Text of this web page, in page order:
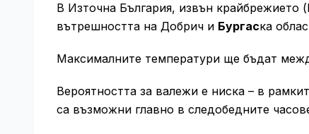
В Източна България, извън
вътрешността на Добрич и Бургаска
Максималните температури ще бъдат
Вероятността за валежи е ниска – в
са възможни главно в следобедните